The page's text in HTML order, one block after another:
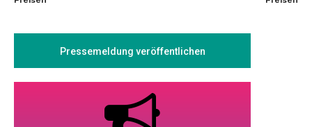
Pressemeldung veröffentlichen